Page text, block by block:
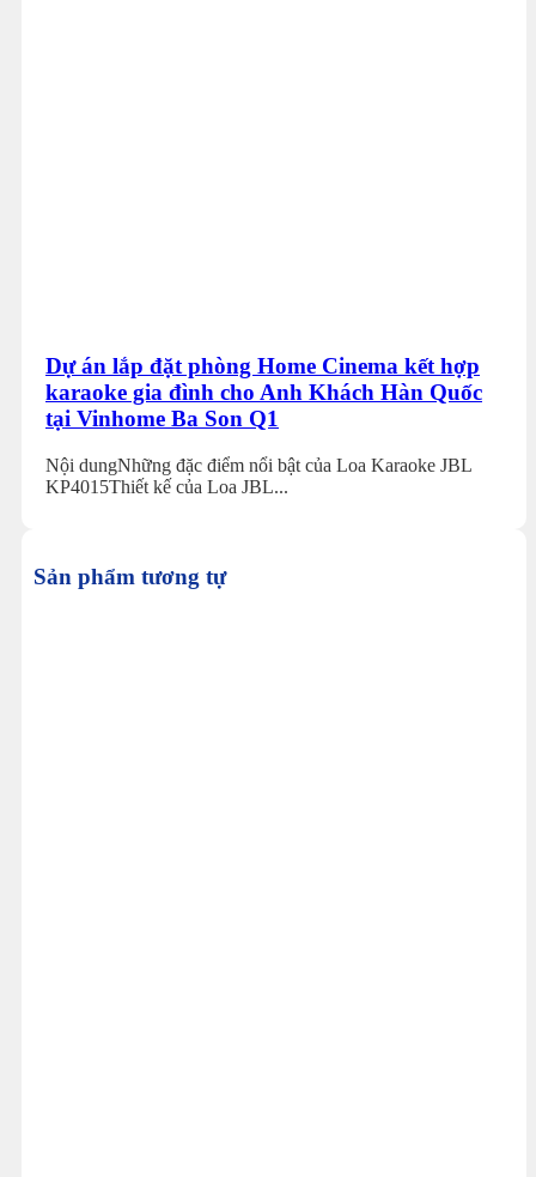
Dự án lắp đặt phòng Home Cinema kết hợp
karaoke gia đình cho Anh Khách Hàn Quốc
tại Vinhome Ba Son Q1
Nội dungNhững đặc điểm nổi bật của Loa Karaoke JBL
KP4015Thiết kế của Loa JBL...
Sản phẩm tương tự